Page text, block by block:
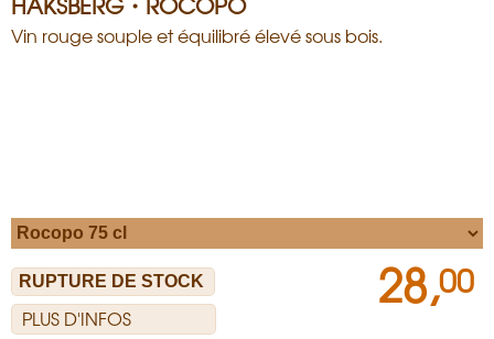
Vin rouge souple et équilibré élevé sous bois.
PLUS D'INFOS
28,00